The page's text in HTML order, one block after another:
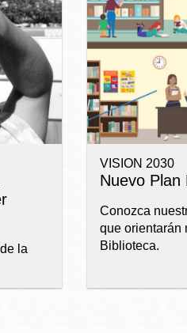
la
VISION 2030
Nuevo Plan
Conozca
que orientarán
Biblioteca.